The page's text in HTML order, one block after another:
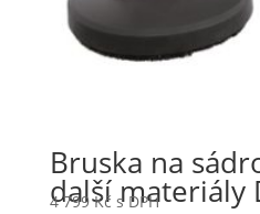
Bruska na
další materiály
4 799Kč s DPH